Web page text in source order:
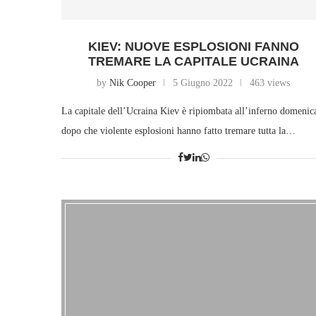
KIEV: NUOVE ESPLOSIONI FANNO
TREMARE LA CAPITALE UCRAINA
byNik Cooper 5 Giugno 2022 463 views
La capitale dell’Ucraina Kiev è ripiombata all’inferno
dopo che violente esplosioni hanno fatto tremare tutta la…